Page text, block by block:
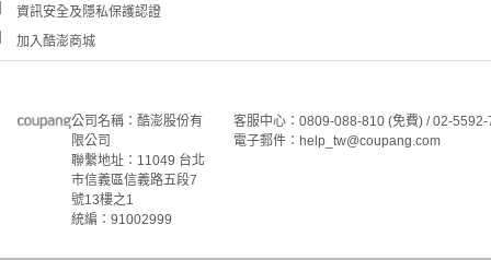
資訊安全及隱私保護認證
加入酷澎商城
公司名稱：酷澎股份有
限公司
聯繫地址：11049 台北
市信義區信義路五段7
號13樓之1
統編：91002999
客服中心：0809-088-810 (免費) / 02-
電子郵件：help_tw@coupang.com